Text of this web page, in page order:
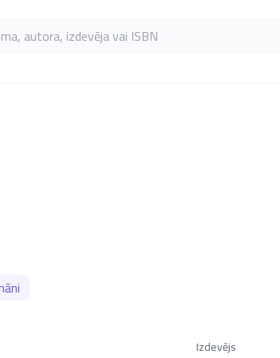
autora, izdevēja vai ISBN
Izdevējs